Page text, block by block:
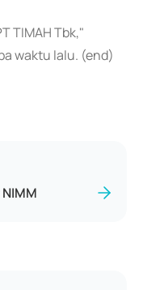
TIMAH Tbk,"
waktu lalu. (end)